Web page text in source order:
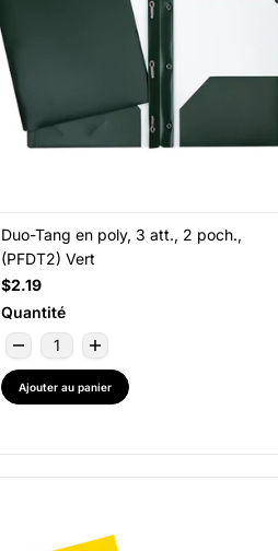
Duo-Tang en poly, 3 att., 2 poch.,
(PFDT2) Vert
$2.19
Quantité
Ajouter au panier